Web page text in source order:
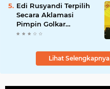
Edi Rusyandi Terpilih
Secara Aklamasi
Pimpin Golkar
Bandung Barat,
Kepemimpinan
Harmonis "TurunLihat Selengkapnya